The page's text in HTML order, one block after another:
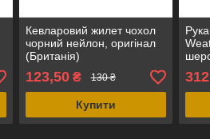
Кевларовий жилет чохол
чорний нейлон, оригінал
(Британія)
123,50₴ 130 ₴
Купити
312